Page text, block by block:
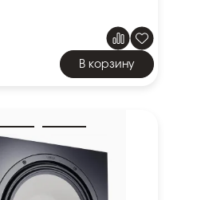
В корзину